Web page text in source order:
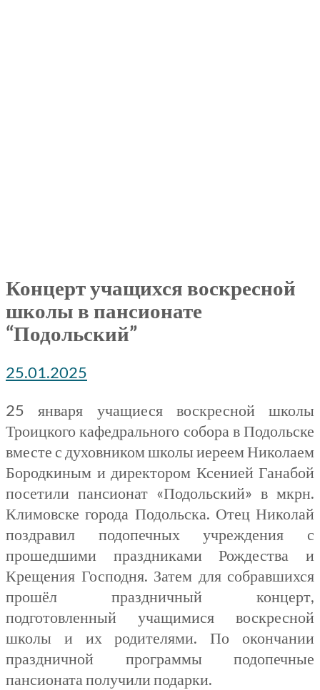
Концерт учащихся воскресной
школы в пансионате
“Подольский”
25.01.2025
25 января учащиеся воскресной школы
Троицкого кафедрального собора в Подольске
вместе с духовником школы иереем Николаем
Бородкиным и директором Ксенией Ганабой
посетили пансионат «Подольский» в мкрн.
Климовске города Подольска. Отец Николай
поздравил подопечных учреждения с
прошедшими праздниками Рождества и
Крещения Господня. Затем для собравшихся
прошёл праздничный концерт,
подготовленный учащимися воскресной
школы и их родителями. По окончании
праздничной программы подопечные
пансионата получили подарки.